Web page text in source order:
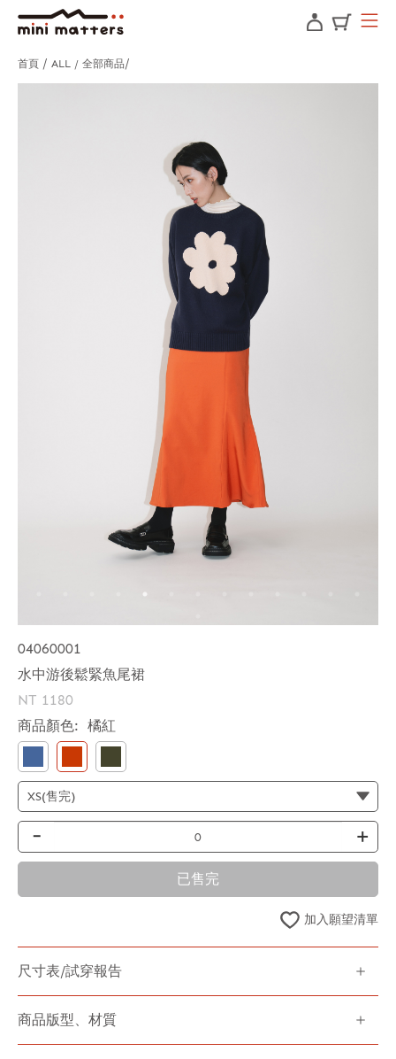
首頁 ALL / 全部商品
04060001
水中游後鬆緊魚尾裙
NT 1180
商品顏色: 橘紅
- +
已售完
加入願望清單
尺寸表/試穿報告
商品版型、材質